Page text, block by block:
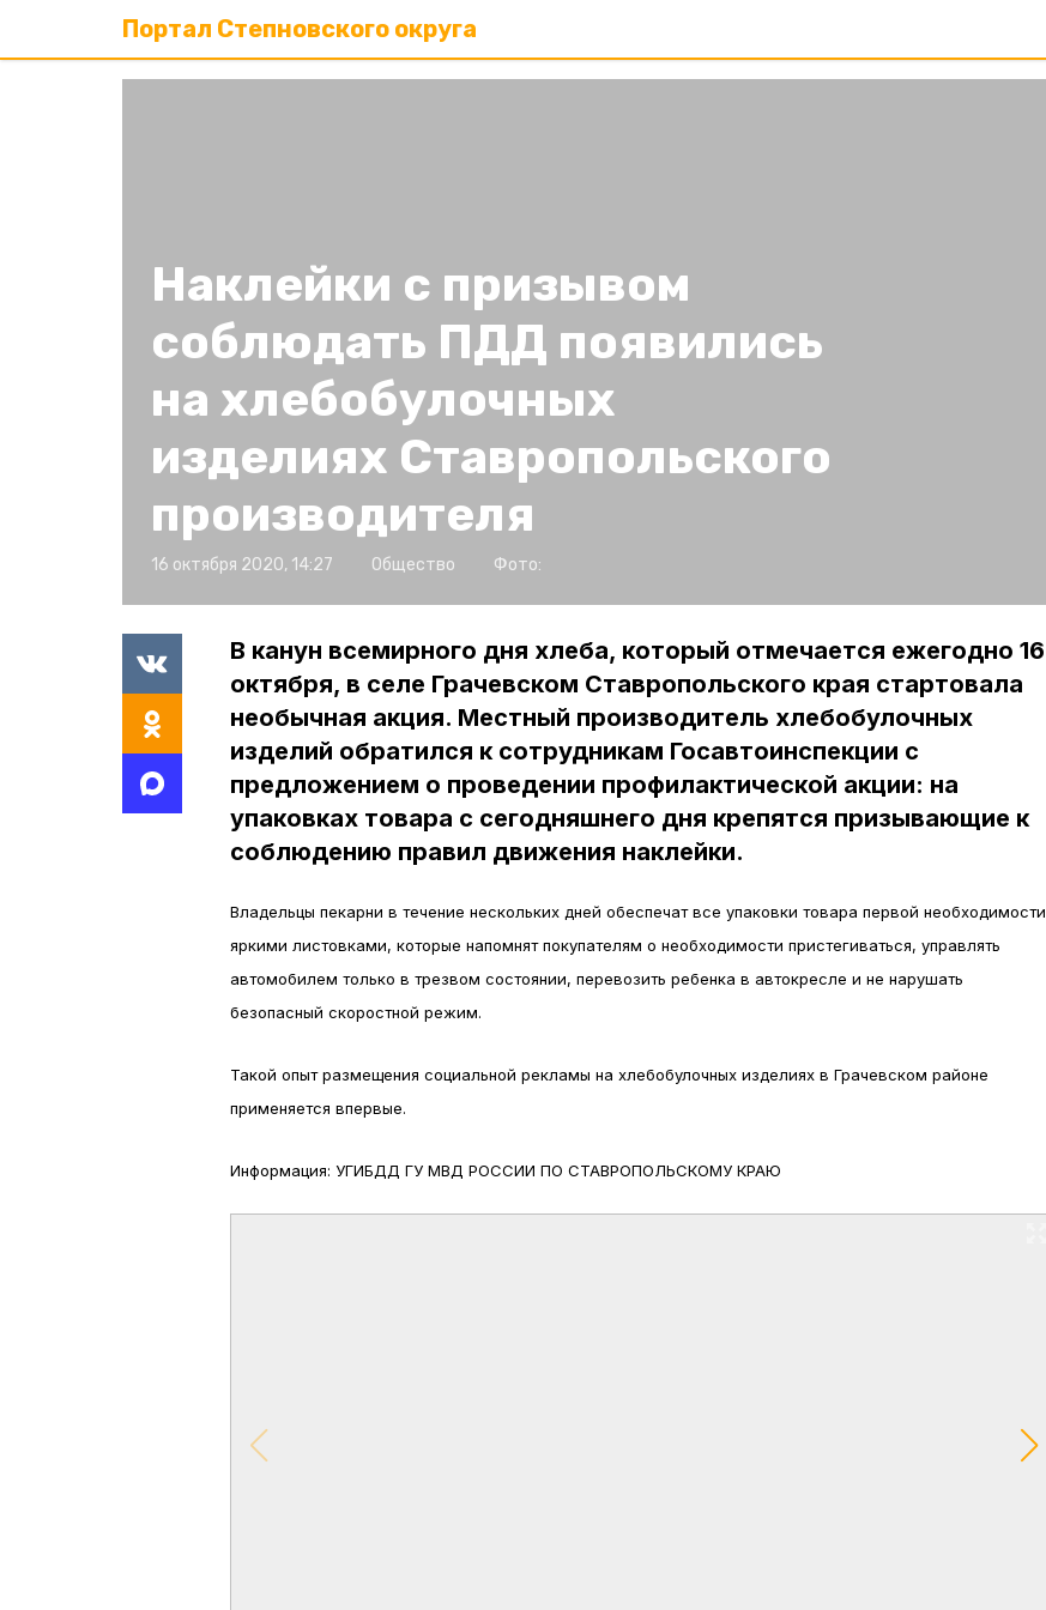
Портал Степновского округа
Наклейки с призывом
соблюдать ПДД появились
на хлебобулочных
изделиях Ставропольского
производителя
16 октября 2020, 14:27 Общество Фото:
В канун всемирного дня хлеба, который отмечается ежегодно 16
октября, в селе Грачевском Ставропольского края стартовала
необычная акция. Местный производитель хлебобулочных
изделий обратился к сотрудникам Госавтоинспекции с
предложением о проведении профилактической акции: на
упаковках товара с сегодняшнего дня крепятся призывающие к
соблюдению правил движения наклейки.
Владельцы пекарни в течение нескольких дней обеспечат все упаковки товара первой необходимости
яркими листовками, которые напомнят покупателям о необходимости пристегиваться, управлять
автомобилем только в трезвом состоянии, перевозить ребенка в автокресле и не нарушать
безопасный скоростной режим.
Такой опыт размещения социальной рекламы на хлебобулочных изделиях в Грачевском районе
применяется впервые.
Информация: УГИБДД ГУ МВД РОССИИ ПО СТАВРОПОЛЬСКОМУ КРАЮ